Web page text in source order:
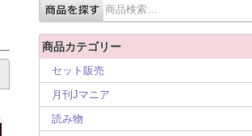
商品カテゴリー
セット販売
月刊Jマニア
読み物